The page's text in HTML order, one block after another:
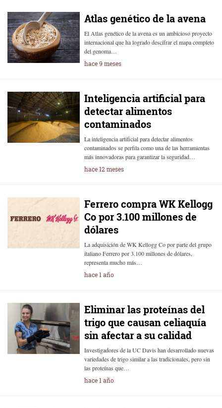
Atlas genético de la avena
El Atlas genético de la avena es un ambicioso proyecto
internacional que ha logrado descifrar el mapa completo
del genoma…
hace 9 meses
Inteligencia artificial para
detectar alimentos
contaminados
La inteligencia artificial para detectar alimentos
contaminados se perfila como una de las herramientas
más innovadoras para garantizar la seguridad…
hace 12 meses
Ferrero compra WK Kellogg
Co por 3.100 millones de
dólares
La adquisición de WK Kellogg Co por parte del grupo
italiano Ferrero por 3.100 millones de dólares,
representa mucho más…
hace 1 año
Eliminar las proteínas del
trigo que causan celiaquía
sin afectar a su calidad
Investigadores de la UC Davis han desarrollado nuevas
variedades de trigo similar a las tradicionales, pero sin
las proteínas que…
hace 1 año